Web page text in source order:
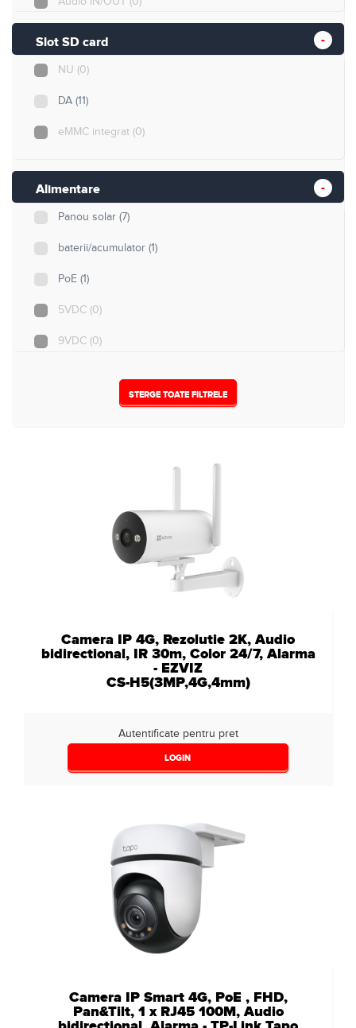
Slot SD card
NU (0)
DA (11)
eMMC integrat (0)
Alimentare
Panou solar (7)
baterii/acumulator (1)
PoE (1)
5VDC (0)
9VDC (0)
STERGE TOATE FILTRELE
Camera IP 4G, Rezolutie 2K, Audio
bidirectional, IR 30m, Color 24/7, Alarma
- EZVIZ
CS-H5(3MP,4G,4mm)
Autentificate pentru pret
LOGIN
Camera IP Smart 4G, PoE , FHD,
Pan&Tilt, 1 x RJ45 100M, Audio